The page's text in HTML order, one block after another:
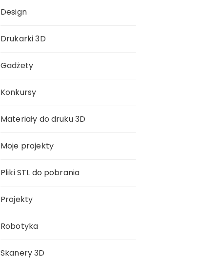
Design
Drukarki 3D
Gadżety
Konkursy
Materiały do druku 3D
Moje projekty
Pliki STL do pobrania
Projekty
Robotyka
Skanery 3D